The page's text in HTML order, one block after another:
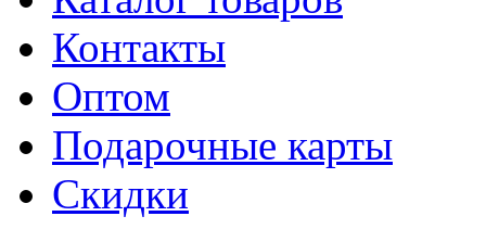
Контакты
Оптом
Подарочные карты
Скидки